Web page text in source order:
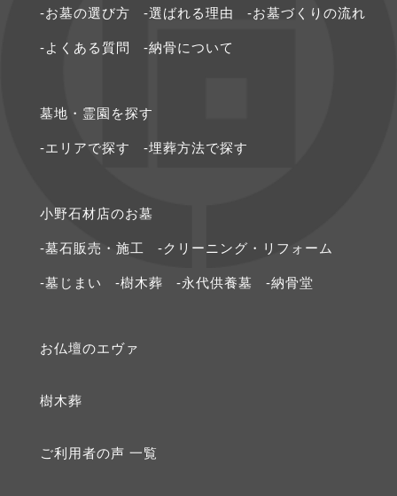
-お墓の選び⽅ -選ばれる理由 -お墓づくりの流れ
-よくある質問 -納⾻について
墓地・霊園を探す
-エリアで探す -埋葬方法で探す
⼩野⽯材店のお墓
-墓石販売・施工 -クリーニング・リフォーム
-墓じまい -樹木葬 -永代供養墓 -納骨堂
お仏壇のエヴァ
樹⽊葬
ご利⽤者の声 ⼀覧